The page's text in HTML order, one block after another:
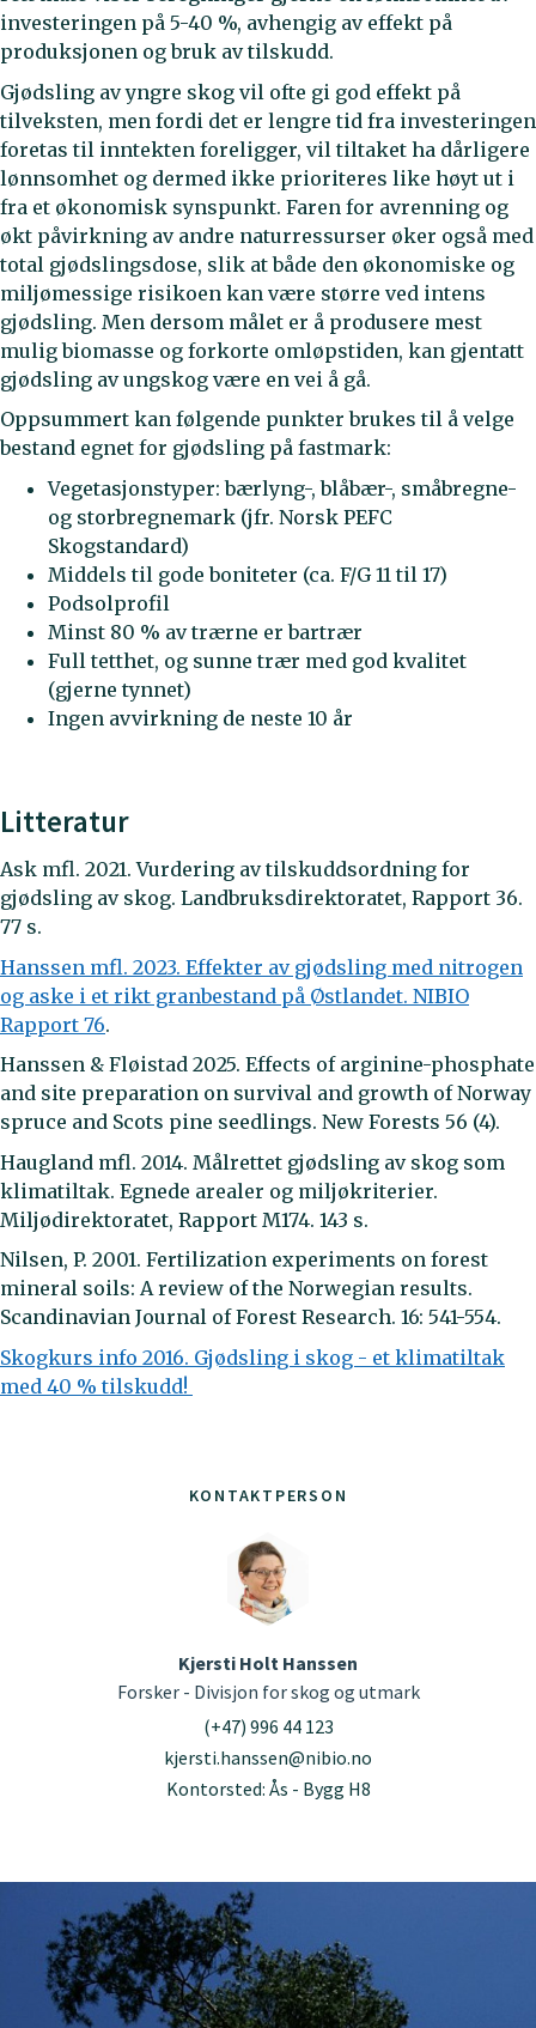
KONTAKTPERSON
Kjersti Holt Hanssen
Forsker - Divisjon for skog og utmark
(+47) 996 44 123
kjersti.hanssen@nibio.no
Kontorsted: Ås - Bygg H8
investeringen på 5-40 %, avhengig av effekt på
produksjonen og bruk av tilskudd.
Gjødsling av yngre skog vil ofte gi god effekt på
tilveksten, men fordi det er lengre tid fra investeringen
foretas til inntekten foreligger, vil tiltaket ha dårligere
lønnsomhet og dermed ikke prioriteres like høyt ut i
fra et økonomisk synspunkt. Faren for avrenning og
økt påvirkning av andre naturressurser øker også med
total gjødslingsdose, slik at både den økonomiske og
miljømessige risikoen kan være større ved intens
gjødsling. Men dersom målet er å produsere mest
mulig biomasse og forkorte omløpstiden, kan gjentatt
gjødsling av ungskog være en vei å gå.
Oppsummert kan følgende punkter brukes til å velge
bestand egnet for gjødsling på fastmark:
Vegetasjonstyper: bærlyng-, blåbær-, småbregne-
og storbregnemark (jfr. Norsk PEFC
Skogstandard)
Middels til gode boniteter (ca. F/G 11 til 17)
Podsolprofil
Minst 80 % av trærne er bartrær
Full tetthet, og sunne trær med god kvalitet
(gjerne tynnet)
Ingen avvirkning de neste 10 år
Litteratur
Ask mfl. 2021. Vurdering av tilskuddsordning for
gjødsling av skog. Landbruksdirektoratet, Rapport 36.
77 s.
Hanssen mfl. 2023. Effekter av gjødsling med nitrogen
og aske i et rikt granbestand på Østlandet. NIBIO
Rapport 76.
Hanssen & Fløistad 2025. Effects of arginine-phosphate
and site preparation on survival and growth of Norway
spruce and Scots pine seedlings. New Forests 56 (4).
Haugland mfl. 2014. Målrettet gjødsling av skog som
klimatiltak. Egnede arealer og miljøkriterier.
Miljødirektoratet, Rapport M174. 143 s.
Nilsen, P. 2001. Fertilization experiments on forest
mineral soils: A review of the Norwegian results.
Scandinavian Journal of Forest Research. 16: 541-554.
Skogkurs info 2016. Gjødsling i skog - et klimatiltak
med 40 % tilskudd!